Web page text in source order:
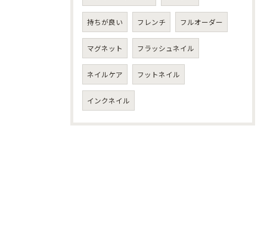
持ちが良い フレンチ フルオーダー
マグネット フラッシュネイル
ネイルケア フットネイル
インクネイル